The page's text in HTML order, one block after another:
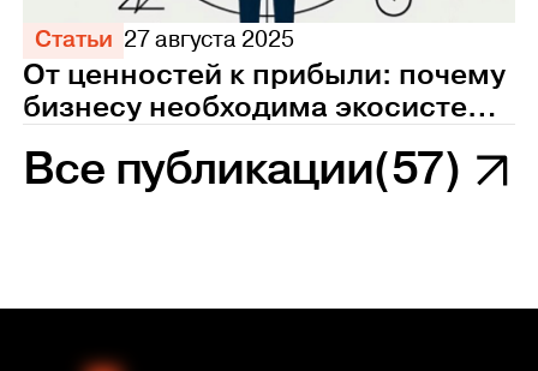
Статьи 27 августа 2025
От ценностей к прибыли: почему
бизнесу необходима экосистема
управления персоналом
Все публикации(57)